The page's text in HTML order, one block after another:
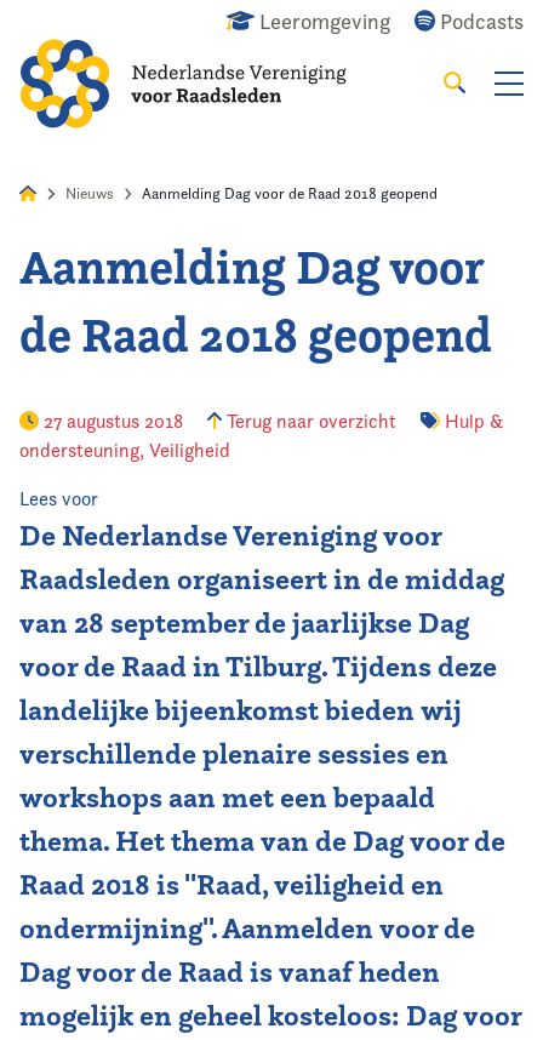
Leeromgeving Podcasts
Zoeken
Home
Agenda
Opleiding
Kennis & Informatie
Vereniging
Contact
Nieuws Aanmelding Dag voor de Raad 2018 geopend
Aanmelding Dag voor
de Raad 2018 geopend
27 augustus 2018 Terug naar overzicht
Hulp &
ondersteuning, Veiligheid
Lees voor
De Nederlandse Vereniging voor
Raadsleden organiseert in de middag
van 28 september de jaarlijkse Dag
voor de Raad in Tilburg. Tijdens deze
landelijke bijeenkomst bieden wij
verschillende plenaire sessies en
workshops aan met een bepaald
thema. Het thema van de Dag voor de
Raad 2018 is ''Raad, veiligheid en
ondermijning''. Aanmelden voor de
Dag voor de Raad is vanaf heden
mogelijk en geheel kosteloos: Dag voor